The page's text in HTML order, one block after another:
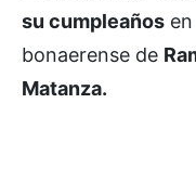
su cumpleaños
bonaerense de
Matanza.